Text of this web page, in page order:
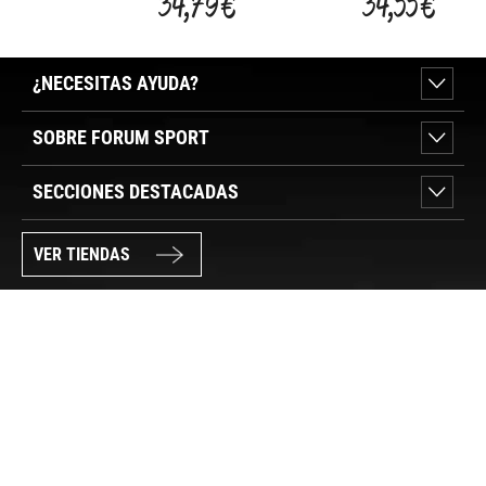
¿NECESITAS AYUDA?
SOBRE FORUM SPORT
SECCIONES DESTACADAS
VER TIENDAS